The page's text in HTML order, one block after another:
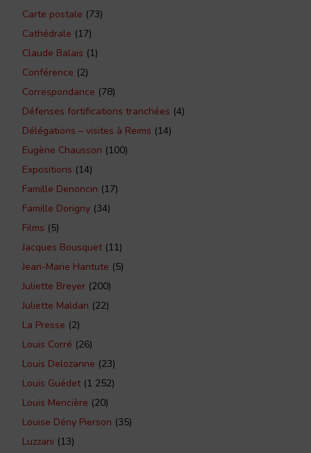
Carte postale (73)
Cathédrale (17)
Claude Balais (1)
Conférence (2)
Correspondance (78)
Défenses fortifications tranchées (4)
Délégations – visites à Reims (14)
Eugène Chausson (100)
Expositions (14)
Famille Denoncin (17)
Famille Dorigny (34)
Films (5)
Jacques Bousquet(11)
Jean-Marie Hantute (5)
Juliette Breyer (200)
Juliette Maldan (22)
La Presse (2)
Louis Corré (26)
Louis Delozanne (23)
Louis Guédet(1 252)
Louis Mencière (20)
Louise Dény Pierson (35)
Luzzani (13)